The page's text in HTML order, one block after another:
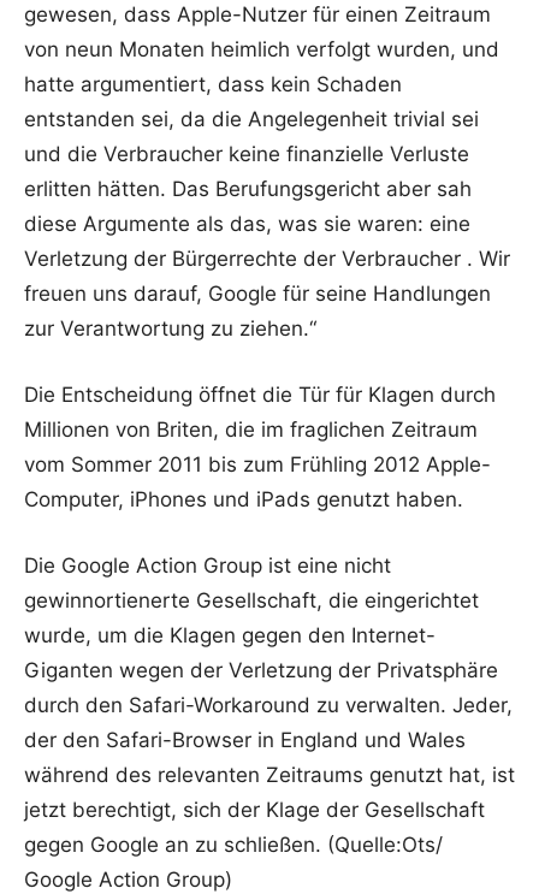
gewesen, dass Apple-Nutzer für einen Zeitraum
von neun Monaten heimlich verfolgt wurden, und
hatte argumentiert, dass kein Schaden
entstanden sei, da die Angelegenheit trivial sei
und die Verbraucher keine finanzielle Verluste
erlitten hätten. Das Berufungsgericht aber sah
diese Argumente als das, was sie waren: eine
Verletzung der Bürgerrechte der Verbraucher . Wir
freuen uns darauf, Google für seine Handlungen
zur Verantwortung zu ziehen.“
Die Entscheidung öffnet die Tür für Klagen durch
Millionen von Briten, die im fraglichen Zeitraum
vom Sommer 2011 bis zum Frühling 2012 Apple-
Computer, iPhones und iPads genutzt haben.
Die Google Action Group ist eine nicht
gewinnortienerte Gesellschaft, die eingerichtet
wurde, um die Klagen gegen den Internet-
Giganten wegen der Verletzung der Privatsphäre
durch den Safari-Workaround zu verwalten. Jeder,
der den Safari-Browser in England und Wales
während des relevanten Zeitraums genutzt hat, ist
jetzt berechtigt, sich der Klage der Gesellschaft
gegen Google an zu schließen. (Quelle:Ots/
Google Action Group)